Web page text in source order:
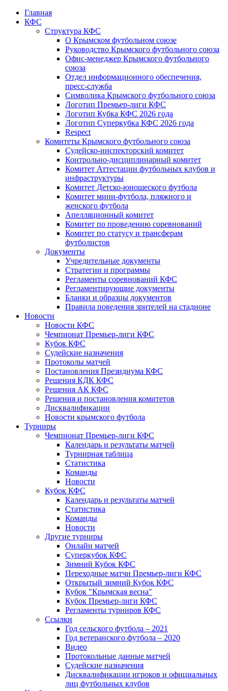
Главная
КФС
Структура КФС
О Крымском футбольном союзе
Руководство Крымского футбольного союза
Офис-менеджер Крымского футбольного
союза
Отдел информационного обеспечения,
пресс-служба
Символика Крымского футбольного союза
Логотип Премьер-лиги КФС
Логотип Кубка КФС 2026 года
Логотип Суперкубка КФС 2026 года
Respect
Комитеты Крымского футбольного союза
Судейско-инспекторский комитет
Контрольно-дисциплинарный комитет
Комитет Аттестации футбольных клубов и
инфраструктуры
Комитет Детско-юношеского футбола
Комитет мини-футбола, пляжного и
женского футбола
Апелляционный комитет
Комитет по проведению соревнований
Комитет по статусу и трансферам
футболистов
Документы
Учредительные документы
Стратегии и программы
Регламенты соревнований КФС
Регламентирующие документы
Бланки и образцы документов
Правила поведения зрителей на стадионе
Новости
Новости КФС
Чемпионат Премьер-лиги КФС
Кубок КФС
Судейские назначения
Протоколы матчей
Постановления Президиума КФС
Решения КДК КФС
Решения АК КФС
Решения и постановления комитетов
Дисквалификации
Новости крымского футбола
Турниры
Чемпионат Премьер-лиги КФС
Календарь и результаты матчей
Турнирная таблица
Статистика
Команды
Новости
Кубок КФС
Календарь и результаты матчей
Статистика
Команды
Новости
Другие турниры
Онлайн матчей
Суперкубок КФС
Зимний Кубок КФС
Переходные матчи Премьер-лиги КФС
Открытый зимний Кубок КФС
Кубок "Крымская весна"
Кубок Премьер-лиги КФС
Регламенты турниров КФС
Ссылки
Год сельского футбола – 2021
Год ветеранского футбола – 2020
Видео
Протокольные данные матчей
Судейские назначения
Дисквалификации игроков и официальных
лиц футбольных клубов